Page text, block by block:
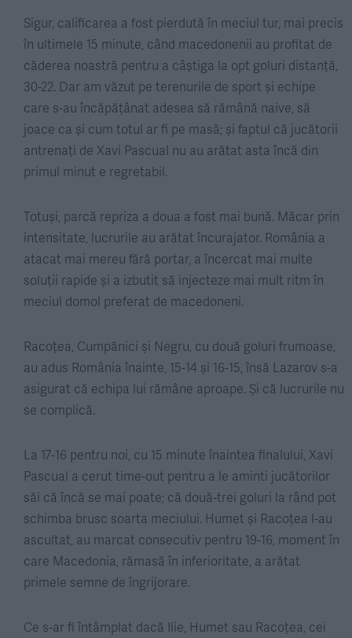
Sigur, calificarea a fost pierdută în meciul tur, mai precis
în ultimele 15 minute, când macedonenii au profitat de
căderea noastră pentru a câștiga la opt goluri distanță,
30-22. Dar am văzut pe terenurile de sport și echipe
care s-au încăpățânat adesea să rămână naive, să
joace ca și cum totul ar fi pe masă; și faptul că jucătorii
antrenați de Xavi Pascual nu au arătat asta încă din
primul minut e regretabil.
Totuși, parcă repriza a doua a fost mai bună. Măcar prin
intensitate, lucrurile au arătat încurajator. România a
atacat mai mereu fără portar, a încercat mai multe
soluții rapide și a izbutit să injecteze mai mult ritm în
meciul domol preferat de macedoneni.
Racoțea, Cumpănici și Negru, cu două goluri frumoase,
au adus România înainte, 15-14 și 16-15, însă Lazarov s-a
asigurat că echipa lui rămâne aproape. Și că lucrurile nu
se complică.
La 17-16 pentru noi, cu 15 minute înaintea finalului, Xavi
Pascual a cerut time-out pentru a le aminti jucătorilor
săi că încă se mai poate; că două-trei goluri la rând pot
schimba brusc soarta meciului. Humet și Racoțea l-au
ascultat, au marcat consecutiv pentru 19-16, moment în
care Macedonia, rămasă în inferioritate, a arătat
primele semne de îngrijorare.
Ce s-ar fi întâmplat dacă Ilie, Humet sau Racoțea, cei